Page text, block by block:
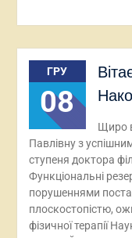
ГРУ
08
Щиро
Павлівну з
ступеня доктора
Функціональні
порушеннями
плоскостопістю,
фізичної терапії